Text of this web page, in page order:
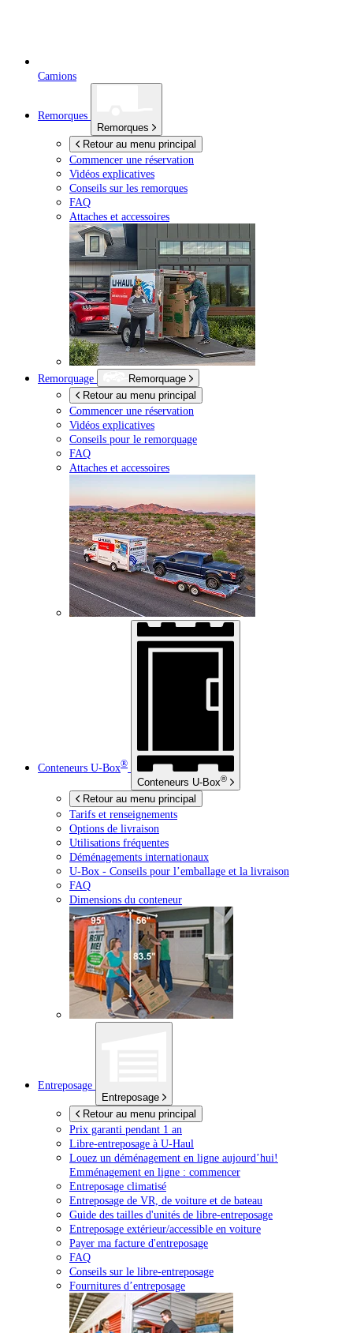
Camions
Remorques
Remorques
Retour au menu principal
Commencer une réservation
Vidéos explicatives
Conseils sur les remorques
FAQ
Attaches et accessoires
Remorquage
Remorquage
Retour au menu principal
Commencer une réservation
Vidéos explicatives
Conseils pour le remorquage
FAQ
Attaches et accessoires
Conteneurs U-Box®
Conteneurs U-Box®
Retour au menu principal
Tarifs et renseignements
Options de livraison
Utilisations fréquentes
Déménagements internationaux
U-Box - Conseils pour l’emballage et la livraison
FAQ
Dimensions du conteneur
Entreposage
Entreposage
Retour au menu principal
Prix garanti pendant 1 an
Libre-entreposage à U-Haul
Louez un déménagement en ligne aujourd’hui!
Emménagement en ligne : commencer
Entreposage climatisé
Entreposage de VR, de voiture et de bateau
Guide des tailles d'unités de libre-entreposage
Entreposage extérieur/accessible en voiture
Payer ma facture d'entreposage
FAQ
Conseils sur le libre-entreposage
Fournitures d’entreposage